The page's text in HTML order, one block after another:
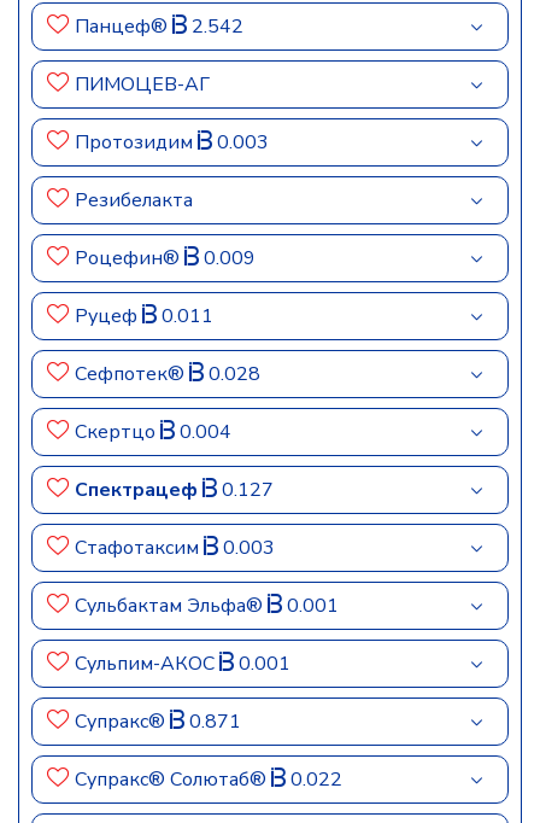
Панцеф® 2.542
ПИМОЦЕВ-АГ
Протозидим 0.003
Резибелакта
Роцефин® 0.009
Руцеф 0.011
Сефпотек® 0.028
Скертцо 0.004
Спектрацеф 0.127
Стафотаксим 0.003
Сульбактам Эльфа® 0.001
Сульпим-АКОС 0.001
Супракс® 0.871
Супракс® Солютаб® 0.022